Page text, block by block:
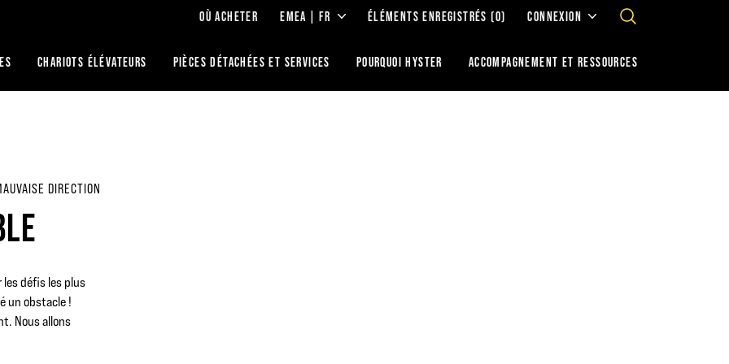
OÙ ACHETER EMEA | FR ÉLÉMENTS ENREGISTRÉS(0) CONNEXION
CHARIOTS ÉLÉVATEURS PIÈCES DÉTACHÉES ET SERVICES POURQUOI HYSTER ACCOMPAGNEMENT ET RESSOURCES
DIRECTION
défis les plus
un obstacle !
Nous allons